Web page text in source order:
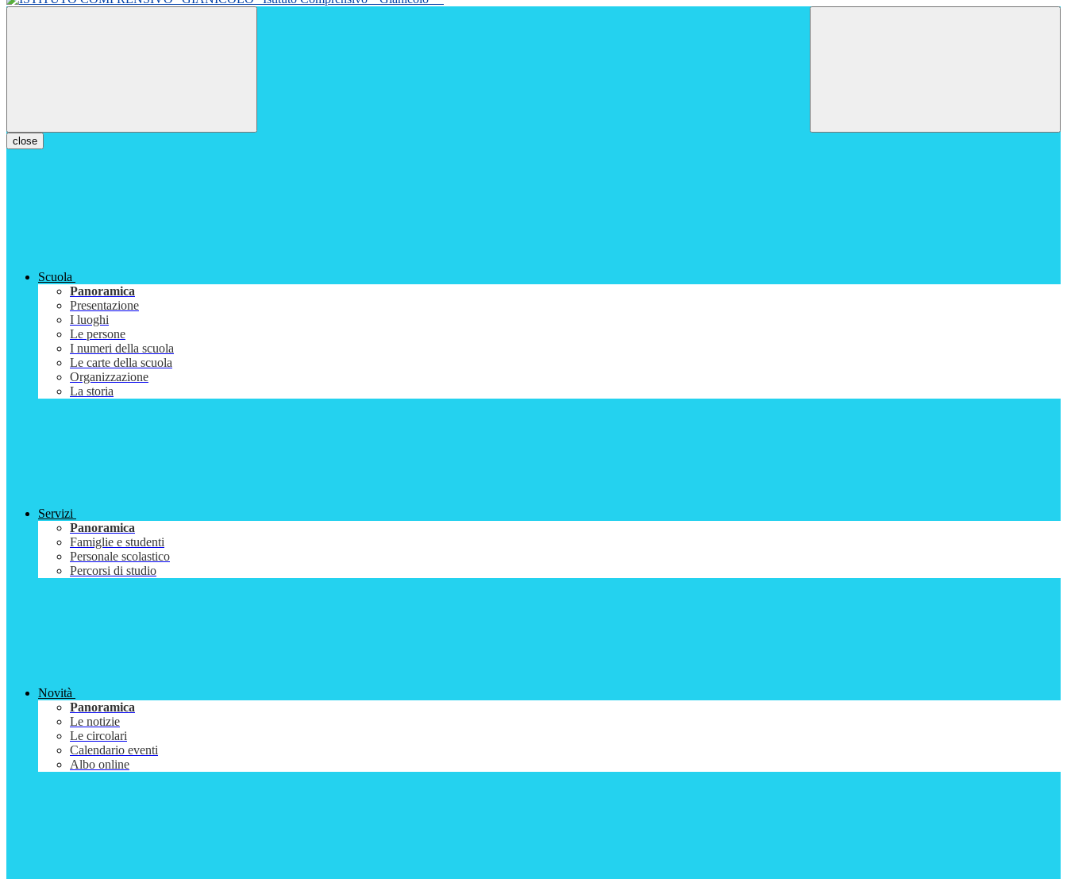
close
Scuola
Panoramica
Presentazione
I luoghi
Le persone
I numeri della scuola
Le carte della scuola
Organizzazione
La storia
Servizi
Panoramica
Famiglie e studenti
Personale scolastico
Percorsi di studio
Novità
Panoramica
Le notizie
Le circolari
Calendario eventi
Albo online